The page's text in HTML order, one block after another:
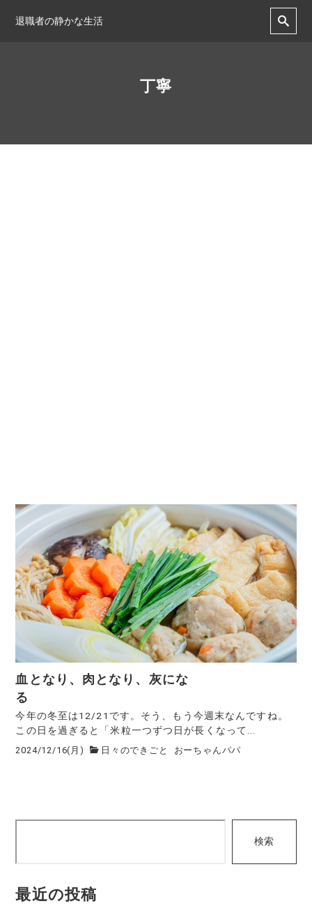
退職者の静かな生活
丁寧
血となり、肉となり、灰にな
る
今年の冬至は12/21です。そう、もう今週末なんですね。
この日を過ぎると「米粒一つずつ日が長くなって...
2024/12/16(月) 日々のできごと おーちゃんパパ
検索
最近の投稿